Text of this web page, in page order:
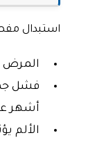
استبدال
المرض
أشهر
الألم